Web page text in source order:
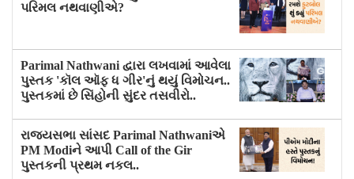
પરિમલ નથવાણીએ?
Parimal Nathwani દ્વારા લખવામાં આવેલા
પુસ્તક 'કૉલ ઑફ ધ ગીર'નું થયું વિમોચન..
પુસ્તકમાં છે સિંહોની સુંદર તસવીરો..
રાજ્યસભા સાંસદ Parimal Nathwaniએ
PM Modiને આપી Call of the Gir
પુસ્તકની પ્રથમ નકલ..